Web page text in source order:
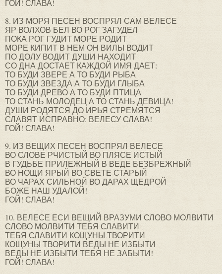
ГОЙ! СЛАВА!
8. ИЗ МОРЯ ПЕСЕН ВОСПРЯЛ САМ ВЕЛЕСЕ
ЯР ВОЛХОВ БЕЛ ВО РОГ ЗАГУДЕЛ
ПОКА РОГ ГУДИТ МОРЕ РОДИТ
МОРЕ КИПИТ В НЕМ ОН ВИЛЫ ВОДИТ
ПО ДОЛУ ВОДИТ ДУШИ НАХОДИТ
СО ДНА ДОСТАЕТ КАЖДОЙ ИМЯ ДАЕТ:
ТО БУДИ ЗВЕРЕ А ТО БУДИ РЫБА
ТО БУДИ ЗВЕЗДА А ТО БУДИ ГЛЫБА
ТО БУДИ ДРЕВО А ТО БУДИ ПТИЦА
ТО СТАНЬ МОЛОДЕЦ А ТО СТАНЬ ДЕВИЦА!
ДУШИ РОДЯТСЯ ДО ИРЬЯ СТРЕМЯТСЯ
СЛАВЯТ ИСПРАВНО: ВЕЛЕСУ СЛАВА!
ГОЙ! СЛАВА!
9. ИЗ ВЕЩИХ ПЕСЕН ВОСПРЯЛ ВЕЛЕСЕ
ВО СЛОВЕ РЧИСТЫЙ ВО ПЛЯСЕ ИСТЫЙ
В ГУДЬБЕ ПРИЛЕЖНЫЙ В ВЕДЕ БЕЗБРЕЖНЫЙ
ВО НОЩИ ЯРЫЙ ВО СВЕТЕ СТАРЫЙ
ВО ЧАРАХ СИЛЬНОЙ ВО ДАРАХ ЩЕДРОЙ
БОЖЕ НАШ УДАЛОЙ!
ГОЙ! СЛАВА!
10. ВЕЛЕСЕ ЕСИ ВЕЩИЙ ВРАЗУМИ СЛОВО МОЛВИТИ
СЛОВО МОЛВИТИ ТЕБЯ СЛАВИТИ
ТЕБЯ СЛАВИТИ КОЩУНЫ ТВОРИТИ
КОЩУНЫ ТВОРИТИ ВЕДЫ НЕ ИЗБЫТИ
ВЕДЫ НЕ ИЗБЫТИ ТЕБЯ НЕ ЗАБЫТИ!
ГОЙ! СЛАВА!